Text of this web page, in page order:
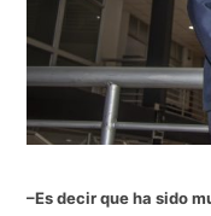
–Es decir que ha sido